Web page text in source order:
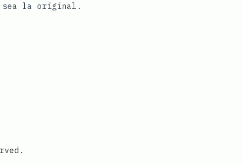
sea la original.
Telegram
on Pinterest
via email